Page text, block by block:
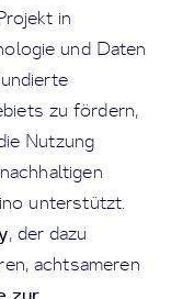
in
und Daten
zu fördern,
Nutzung
unterstützt.
, der dazu
achtsameren
zur